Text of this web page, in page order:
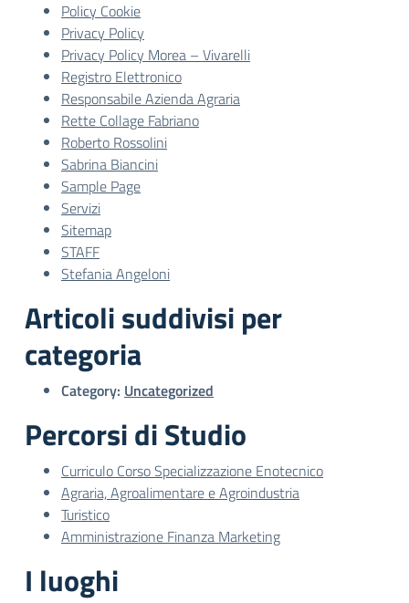
Policy Cookie
Privacy Policy
Privacy Policy Morea – Vivarelli
Registro Elettronico
Responsabile Azienda Agraria
Rette Collage Fabriano
Roberto Rossolini
Sabrina Biancini
Sample Page
Servizi
Sitemap
STAFF
Stefania Angeloni
Articoli suddivisi per
categoria
Category: Uncategorized
Percorsi di Studio
Curriculo Corso Specializzazione Enotecnico
Agraria, Agroalimentare e Agroindustria
Turistico
Amministrazione Finanza Marketing
I luoghi